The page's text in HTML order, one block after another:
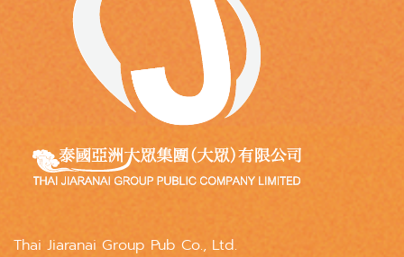
Thai Jiaranai Group Pub Co., Ltd.